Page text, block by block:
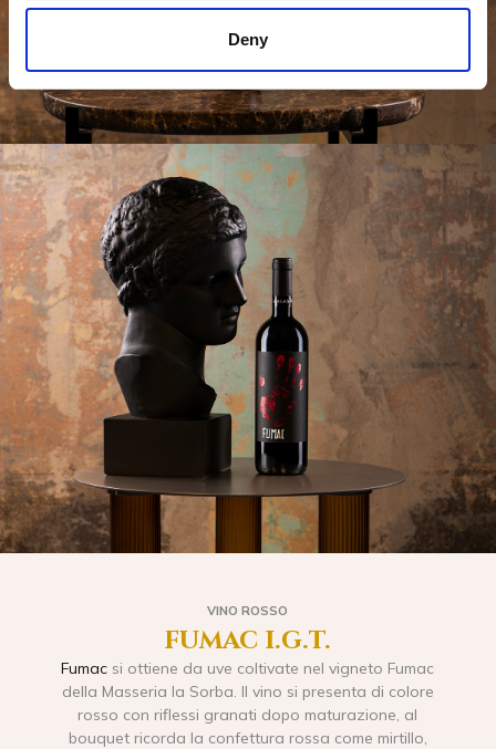
Deny
VINO ROSSO
fumac i.g.t.
Fumac si ottiene da uve coltivate nel vigneto Fumac
della Masseria la Sorba. Il vino si presenta di colore
rosso con riflessi granati dopo maturazione, al
bouquet ricorda la confettura rossa come mirtillo,